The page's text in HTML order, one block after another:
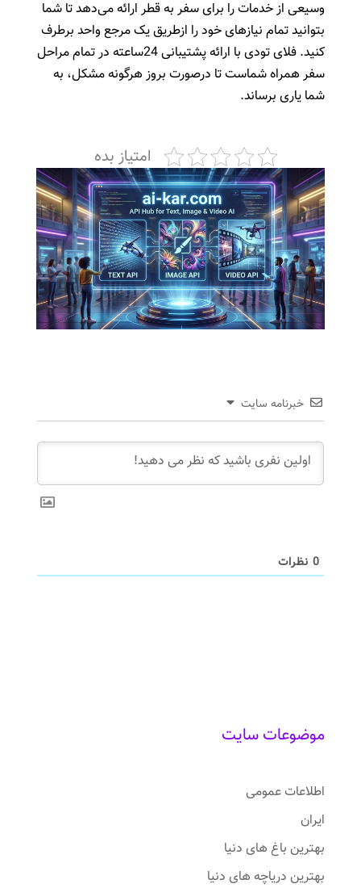
وسیعی از خدمات را برای سفر به قطر ارائه می‌دهد تا شما
بتوانید تمام نیازهای خود را ازطریق یک مرجع واحد برطرف
کنید. فلای تودی با ارائه پشتیبانی 24ساعته در تمام مراحل
سفر همراه شماست تا درصورت بروز هرگونه مشکل، به
شما یاری برساند.
امتیاز بده
خبرنامه سایت
0نظرات
موضوعات سایت
اطلاعات عمومی
ایران
بهترین باغ های دنیا
بهترین دریاچه های دنیا